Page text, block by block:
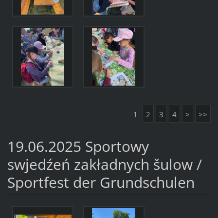
1 2 3 4 > >>
19.06.2025 Sportowy
swjedźeń zakładnych šulow /
Sportfest der Grundschulen